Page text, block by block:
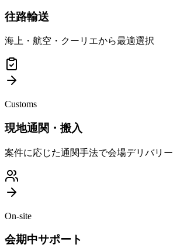
往路輸送
海上・航空・クーリエから最適選択
Customs
現地通関・搬入
案件に応じた通関手法で会場デリバリー
On-site
会期中サポート